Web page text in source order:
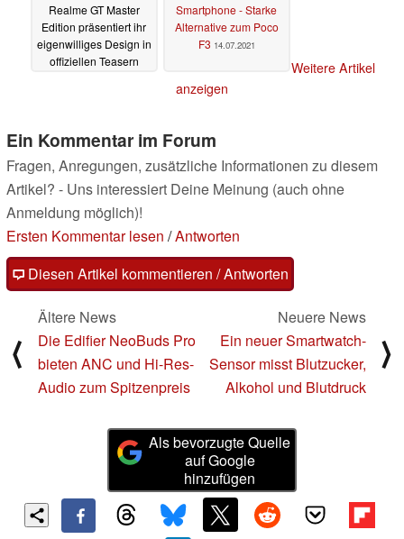
Realme GT Master
Edition präsentiert ihr
eigenwilliges Design in
offiziellen Teasern
Smartphone - Starke
Alternative zum Poco
F3 14.07.2021
Weitere Artikel
anzeigen
Ein Kommentar im Forum
Fragen, Anregungen, zusätzliche Informationen zu diesem
Artikel? - Uns interessiert Deine Meinung (auch ohne
Anmeldung möglich)!
Ersten Kommentar lesen /Antworten
Diesen Artikel kommentieren / Antworten
⟨
Ältere News
Die Edifier NeoBuds Pro
bieten ANC und Hi-Res-
Audio zum Spitzenpreis
Neuere News
Ein neuer Smartwatch-
Sensor misst Blutzucker,
Alkohol und Blutdruck
⟩
Als bevorzugte Quelle
auf Google
hinzufügen